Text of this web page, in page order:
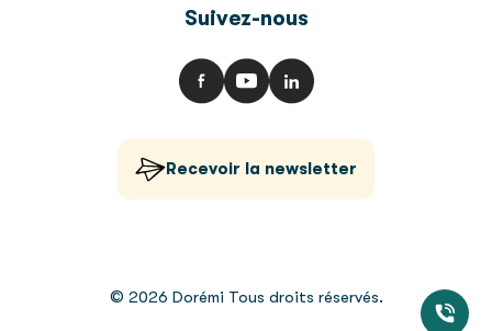
Suivez-nous
Recevoir la newsletter
© 2026 Dorémi Tous droits réservés.